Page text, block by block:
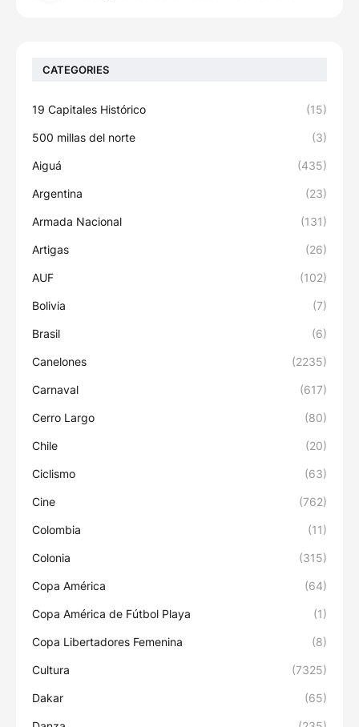
CATEGORIES
19 Capitales Histórico (15)
500 millas del norte (3)
Aiguá (435)
Argentina (23)
Armada Nacional (131)
Artigas (26)
AUF (102)
Bolivia (7)
Brasil (6)
Canelones (2235)
Carnaval (617)
Cerro Largo (80)
Chile (20)
Ciclismo (63)
Cine (762)
Colombia (11)
Colonia (315)
Copa América (64)
Copa América de Fútbol Playa (1)
Copa Libertadores Femenina (8)
Cultura (7325)
Dakar (65)